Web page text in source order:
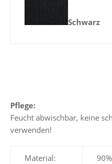
Schwarz
Pflege:
Feucht abwischbar, keine
verwenden!
Material: